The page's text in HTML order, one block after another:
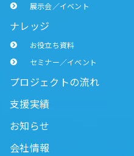
展示会／イベント
ナレッジ
お役立ち資料
セミナー／イベント
プロジェクトの流れ
支援実績
お知らせ
会社情報